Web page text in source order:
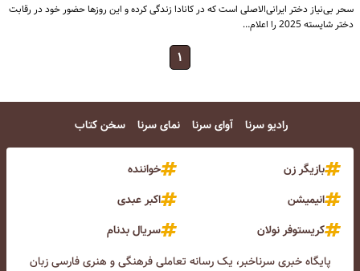
سحر بی‌نیاز دختر ایرانی‌الاصلی است که در کانادا زندگی کرده و این روزها حضور خود در رقابت
دختر شایسته 2025 را اعلام…
۱
رادیو سرنا آوای سرنا نمای سرنا سخن کتاب
بازیگر زن
خواننده
انیمیشن
اکبر عبدی
کریستوفر نولان
سریال بدنام
پایگاه خبری سرناخبر، یک رسانه تعاملی فرهنگی و هنری فارسی زبان